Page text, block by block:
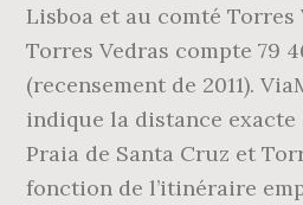
Lisboa et au comté Torres
Torres Vedras compte 79
(recensement de 2011).
indique la distance
Praia de Santa Cruz et
fonction de l’itinéraire